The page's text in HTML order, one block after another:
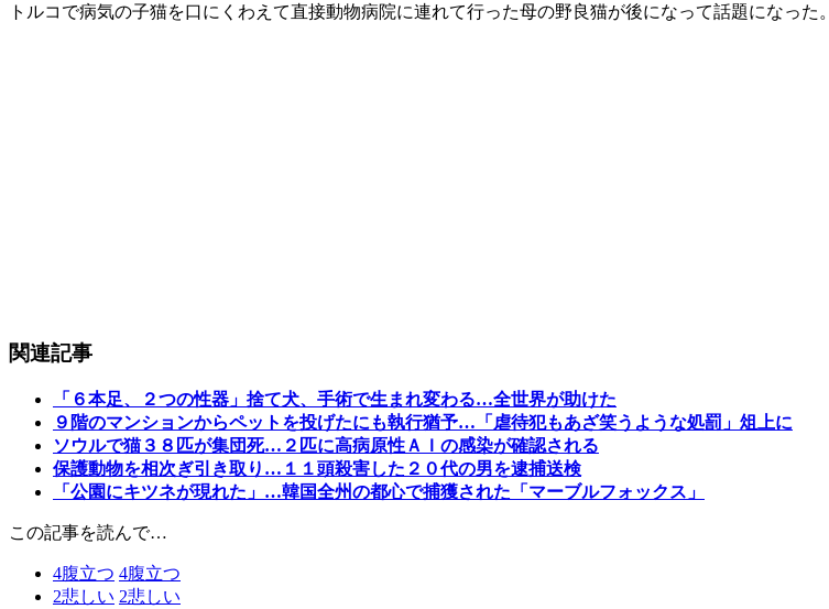
トルコで病気の子猫を口にくわえて直接動物病院に連れて行った母の野良猫が後になって話題になった。
関連記事
「６本足、２つの性器」捨て犬、手術で生まれ変わる…全世界が助けた
９階のマンションからペットを投げたにも執行猶予…「虐待犯もあざ笑うような処罰」俎上に
ソウルで猫３８匹が集団死…２匹に高病原性ＡＩの感染が確認される
保護動物を相次ぎ引き取り…１１頭殺害した２０代の男を逮捕送検
「公園にキツネが現れた」…韓国全州の都心で捕獲された「マーブルフォックス」
この記事を読んで…
4腹立つ 4腹立つ
2悲しい 2悲しい